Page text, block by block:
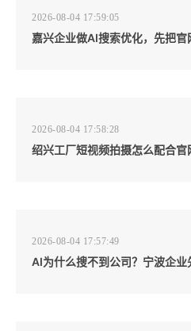
2026-08-04 17:59:05
嘉兴企业做AI搜索优化，先把
2026-08-04 17:58:28
绍兴工厂短视频拍摄怎么配合
2026-08-04 17:57:49
AI为什么搜不到公司？宁波企